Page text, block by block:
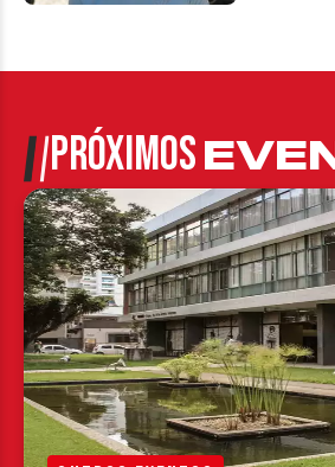
PRÓXIMOS